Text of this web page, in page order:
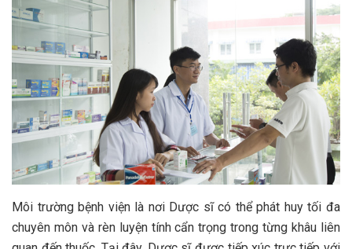
Môi trường bệnh viện là nơi Dược sĩ có thể phát huy tối đa
chuyên môn và rèn luyện tính cẩn trọng trong từng khâu liên